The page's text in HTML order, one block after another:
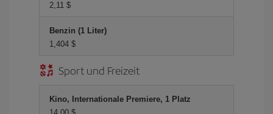
2,11 $
Benzin (1 Liter)
1,404 $
Sport und Freizeit
Kino, Internationale Premiere, 1 Platz